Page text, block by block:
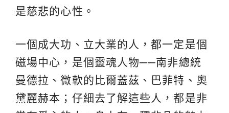
是慈悲的心性。
一個成大功、立大業的人，都一定是個
磁場中心，是個靈魂人物──南非總統
曼德拉、微軟的比爾蓋茲、巴菲特、奧
黛麗赫本；仔細去了解這些人，都是非